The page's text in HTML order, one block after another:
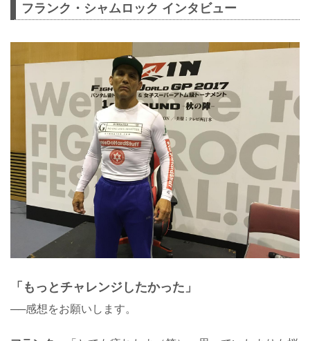
フランク・シャムロック インタビュー
「もっとチャレンジしたかった」
──感想をお願いします。